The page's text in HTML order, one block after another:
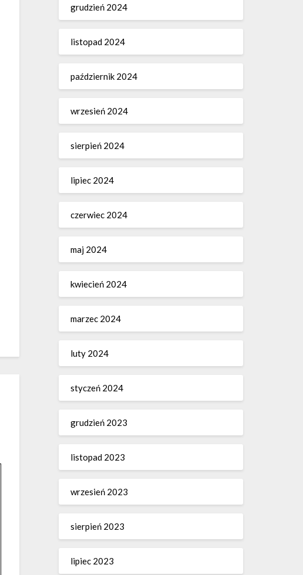
grudzień 2024
listopad 2024
październik 2024
wrzesień 2024
sierpień 2024
lipiec 2024
czerwiec 2024
maj 2024
kwiecień 2024
marzec 2024
luty 2024
styczeń 2024
grudzień 2023
listopad 2023
wrzesień 2023
sierpień 2023
lipiec 2023